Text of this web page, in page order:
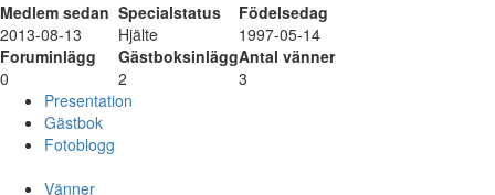
Medlem sedan Specialstatus
Födelsedag
2013-08-13
Hjälte
1997-05-14
Foruminlägg
GästboksinläggAntal vänner
0
2
3
Presentation
Gästbok
Fotoblogg
Vänner